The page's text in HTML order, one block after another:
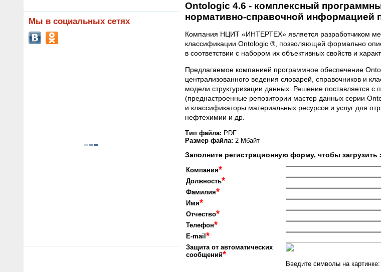
Мы в социальных сетях
Ontologic 4.6 - комплексный
нормативно-справочной информацией
Компания НЦИТ «ИНТЕРТЕХ» является разработчиком
классификации Ontologic ®, позволяющей формально
в соответствии с набором их объективных свойств и
Предлагаемое компанией программное обеспечение
централизованного ведения словарей, справочников и
модели структуризации данных. Решение поставляется
(преднастроенные репозитории мастер данных серии
и классификаторы материальных ресурсов и услуг для
нефтехимии и др.
Тип файла: PDF
Размер файла: 2 Мбайт
Заполните регистрационную форму, чтобы загрузить
Компания*
Должность*
Фамилия*
Имя*
Отчество*
Телефон*
E-mail *
Защита от автоматических
сообщений*
Введите символы на картинке: